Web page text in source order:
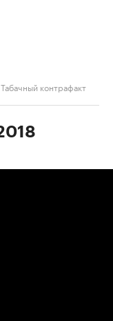
Табачный контрафакт